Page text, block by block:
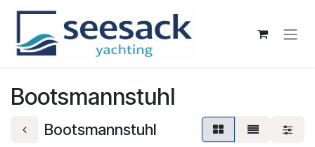
Zum Inhalt springen
Bootsmannstuhl
Bootsmannstuhl